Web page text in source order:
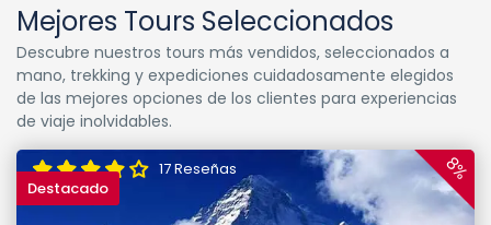
Mejores Tours Seleccionados
Descubre nuestros tours más vendidos, seleccionados a
mano, trekking y expediciones cuidadosamente elegidos
de las mejores opciones de los clientes para experiencias
de viaje inolvidables.
Destacado
8%
17 Reseñas